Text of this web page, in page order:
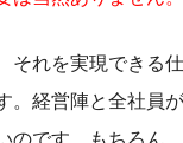
それを実現できる
。経営陣と全社員
のです。もちろん